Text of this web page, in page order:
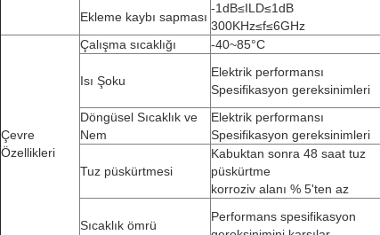
Ekleme kaybı sapması
-1dB≤ILD≤1dB
300KHz≤f≤6GHz
Çevre
Özellikleri
Çalışma sıcaklığı -40~85°C
Isı Şoku
Elektrik performansı
Spesifikasyon gereksinimleri
Döngüsel Sıcaklık ve
Nem
Elektrik performansı
Spesifikasyon gereksinimleri
Tuz püskürtmesi
Kabuktan sonra 48 saat tuz
püskürtme
korroziv alanı % 5'ten az
Sıcaklık ömrü
Performans spesifikasyon